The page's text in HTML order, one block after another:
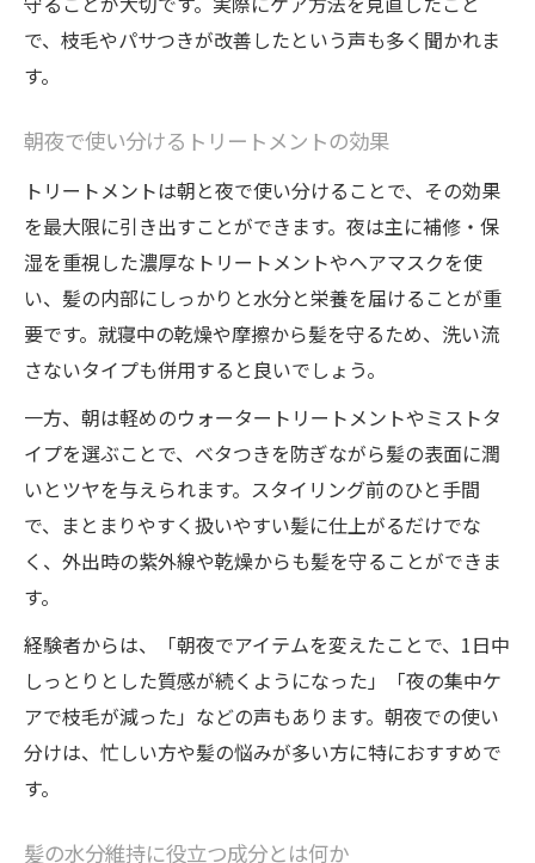
で、枝毛やパサつきが改善したという声も多く聞かれま
す。
朝夜で使い分けるトリートメントの効果
トリートメントは朝と夜で使い分けることで、その効果
を最大限に引き出すことができます。夜は主に補修・保
湿を重視した濃厚なトリートメントやヘアマスクを使
い、髪の内部にしっかりと水分と栄養を届けることが重
要です。就寝中の乾燥や摩擦から髪を守るため、洗い流
さないタイプも併用すると良いでしょう。
一方、朝は軽めのウォータートリートメントやミストタ
イプを選ぶことで、ベタつきを防ぎながら髪の表面に潤
いとツヤを与えられます。スタイリング前のひと手間
で、まとまりやすく扱いやすい髪に仕上がるだけでな
く、外出時の紫外線や乾燥からも髪を守ることができま
す。
経験者からは、「朝夜でアイテムを変えたことで、1日中
しっとりとした質感が続くようになった」「夜の集中ケ
アで枝毛が減った」などの声もあります。朝夜での使い
分けは、忙しい方や髪の悩みが多い方に特におすすめで
す。
髪の水分維持に役立つ成分とは何か